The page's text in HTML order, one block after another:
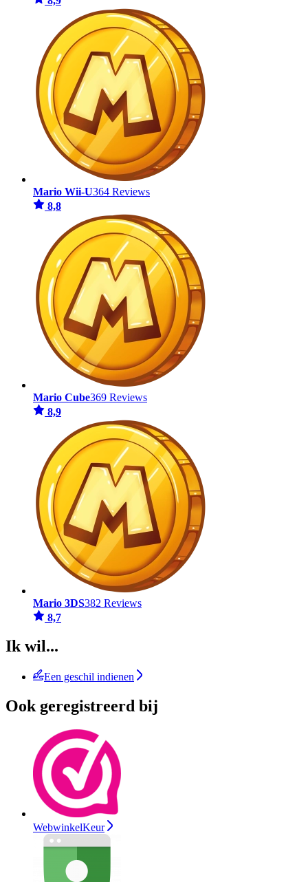
Mario Wii-U364 Reviews
8,8
Mario Cube369 Reviews
8,9
Mario 3DS382 Reviews
8,7
Ik wil...
Een geschil indienen
Ook geregistreerd bij
WebwinkelKeur